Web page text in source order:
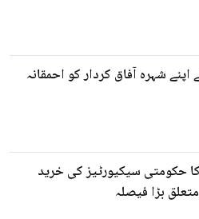
اپنے شہرہ آفاق کردار کو احمقانہ
حکومتی سیکیورٹیز کی خرید
بڑا فیصلہ